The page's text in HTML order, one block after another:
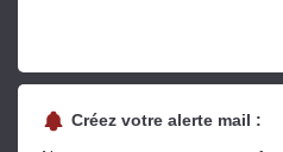
Créez votre alerte mail :